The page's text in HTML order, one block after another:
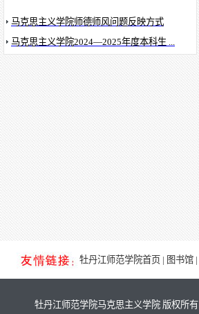
马克思主义学院师德师风问题反映方式
马克思主义学院2024—2025年度本科生 ...
马克思主义学院2024—2025学年本科生...
马克思主义学院关于2024-2025年度研究...
马克思主义学院关于2025年度研究生三...
马克思主义学院2025年度本科生筑梦奖...
马克思主义学院本科生关于2025年黑龙...
马克思主义学院研究生关于2025年黑龙...
马克思主义学院粟氏集团专项助学金拟...
马克思主义学院2024一2025学年国家励...
牡丹江师范学院首页 | 图书馆 |
牡丹江师范学院马克思主义学院 版权所有